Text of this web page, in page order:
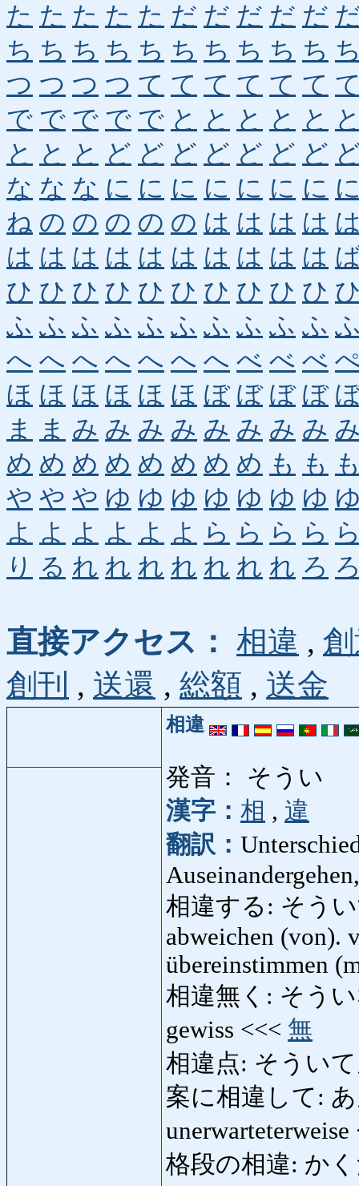
た た た た た だ だ だ だ だ
ち ち ち ち ち ち ち ち ち ち
つ つ つ つ て て て て て て
で で で で で と と と と と
と と と ど ど ど ど ど ど ど
な な な に に に に に に に
ね の の の の の は は は は
は は は は は は は は は は
ひ ひ ひ ひ ひ ひ ひ ひ ひ ひ
ふ ふ ふ ふ ふ ふ ふ ふ ふ ふ
へ へ へ へ へ へ へ べ べ べ
ほ ほ ほ ほ ほ ほ ぼ ぼ ぼ ぼ
ま
ま み み み み み み み み
め め め め め め め め も も
や や や ゆ ゆ ゆ ゆ ゆ ゆ ゆ
よ よ よ よ よ よ ら ら ら ら
り る れ れ れ れ れ れ れ ろ
直接アクセス： 相違 ,
創刊 , 送還 , 総額 , 送金
相違
発音： そうい
漢字： 相 , 違
翻訳：
相違する: そうい
abweichen (von).
übereinstimmen
相違無く: そうい
gewiss <<< 無
相違点: そうい
案に相違して:
格段の相違: か